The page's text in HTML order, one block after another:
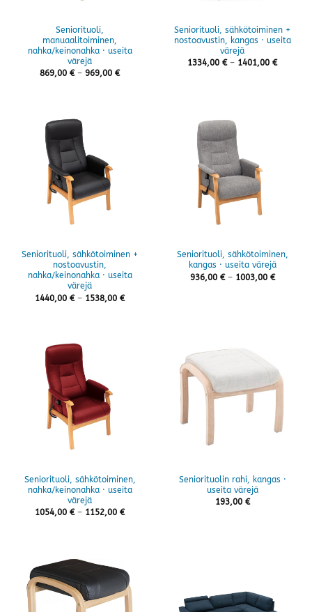
Seniorituoli,
manuaalitoiminen,
nahka/keinonahka · useita
värejä
869,00 € – 969,00 €Hintaluokka:
Seniorituoli, sähkötoiminen +
nostoavustin, kangas · useita
värejä
1334,00 € – 1401,00 €
Seniorituoli, sähkötoiminen +
nostoavustin,
nahka/keinonahka · useita
värejä
1440,00 € – 1538,00 €Hintaluokka:
Seniorituoli, sähkötoiminen,
kangas · useita värejä
936,00 € – 1003,00 €
Seniorituoli, sähkötoiminen,
nahka/keinonahka · useita
värejä
1054,00 € – 1152,00 €Hintaluokka:
Seniorituolin rahi, kangas ·
useita värejä
193,00 €